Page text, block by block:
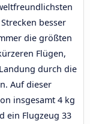
besser
die größten
Flügen,
durch die
Auf dieser
insgesamt 4 kg
ein Flugzeug 33